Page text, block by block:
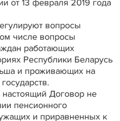
от 13 февраля 2019 года
вопросы
числе вопросы
работающих
Республики Беларусь
и проживающих на
Договор не
пенсионного
и приравненных к